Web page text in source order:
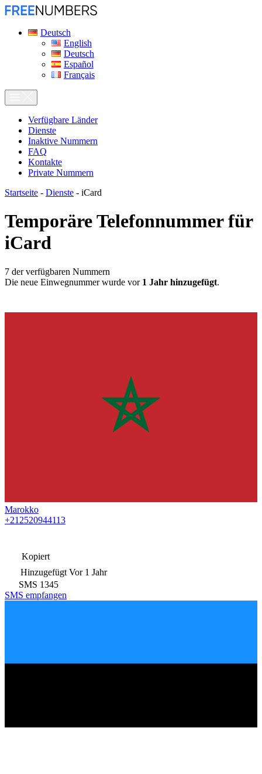
Deutsch
English
Deutsch
Español
Français
Verfügbare Länder
Dienste
Inaktive Nummern
FAQ
Kontakte
Private Nummern
Startseite - Dienste - iCard
Temporäre Telefonnummer für
iCard
7 der verfügbaren Nummern
Die neue Einwegnummer wurde vor 1 Jahr hinzugefügt.
Marokko
+212520944113
Kopiert
Hinzugefügt Vor 1 Jahr
SMS 1345
SMS empfangen